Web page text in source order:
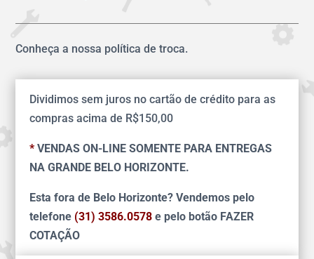
Conheça a nossa política de troca.
Dividimos sem juros no cartão de crédito para as
compras acima de R$150,00
* VENDAS ON-LINE SOMENTE PARA ENTREGAS
NA GRANDE BELO HORIZONTE.
Esta fora de Belo Horizonte? Vendemos pelo
telefone (31) 3586.0578 e pelo botão FAZER
COTAÇÃO